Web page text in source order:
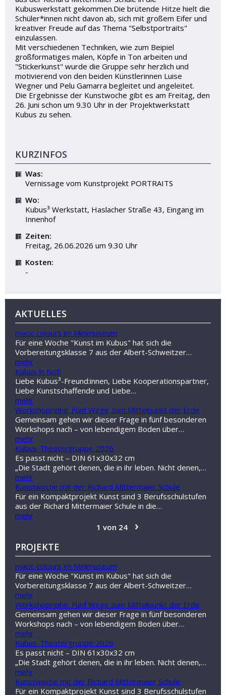
Kubuswerkstatt gekommen.Die brütende Hitze hielt die
Schüler*innen nicht davon ab, sich mit großem Eifer und
kreativer Freude auf das Thema "Selbstportraits"
einzulassen.
Mit verschiedenen Techniken, wie zum Beipiel
großformatiges malen, Köpfe in Ton arbeiten und
"Stickerkunst" wurde die Gruppe sehr herzlich und
motivierend von den beiden Künstlerinnen Luise
Wegner und Pelu Gamarra begleitet und angeleitet.
Die Ergebnisse der Kunstwoche gibt es am Freitag, den
26. Juni schon um 9.30 Uhr in der Projektwerkstatt
Kubus zu sehen.
KURZINFOS
Was:
Vernissage vom Kunstprojekt PORTRAITS
Wo:
Kubus³ Werkstatt, Haslacher Straße 43, Eingang im
Innenhof
Zeiten:
Freitag, 26.06.2026 um 9.30 Uhr
Kosten:
-
AKTUELLES
macic colours im Minimuseum
Für eine Woche "Kunst im Kubus" hat sich die
Vorbereitungsklasse 7 aus der Albert-Schweitzer…
mehr
Kubus in Not!
Liebe Kubus³-Freund:innen, Liebe Kooperationspartner,
Liebe Kunstschaffende und Liebe…
mehr
Workshopreihe: Fünf Wege zum Mittelpunkt der Erde
Gemeinsam gehen wir dieser Frage in fünf besonderen
Workshops nach – von lebendigem Boden über…
mehr
Kubus-Theatergruppe 2026
Es passt nicht – DIN 61x30x32 cm
„Die Stadt gehört denen, die in ihr leben. Nicht denen,…
mehr
Kunstwoche mit der Richard Mittermaier Schule
Für ein Kompaktprojekt Kunst sind 3 Berufsschulstufen
aus der Richard Mittermaier Schule in die…
mehr
1 von 24
›
PROJEKTE
macic colours im Minimuseum
Für eine Woche "Kunst im Kubus" hat sich die
Vorbereitungsklasse 7 aus der Albert-Schweitzer…
mehr
Workshopreihe: Fünf Wege zum Mittelpunkt der Erde
Gemeinsam gehen wir dieser Frage in fünf besonderen
Workshops nach – von lebendigem Boden über…
mehr
Kubus-Theatergruppe 2026
Es passt nicht – DIN 61x30x32 cm
„Die Stadt gehört denen, die in ihr leben. Nicht denen,…
mehr
Kunstwoche mit der Richard Mittermaier Schule
Für ein Kompaktprojekt Kunst sind 3 Berufsschulstufen